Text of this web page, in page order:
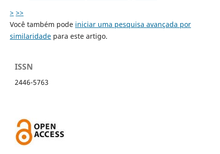
> >>
Você também pode iniciar uma pesquisa avançada por
similaridadepara este artigo.
ISSN
2446-5763